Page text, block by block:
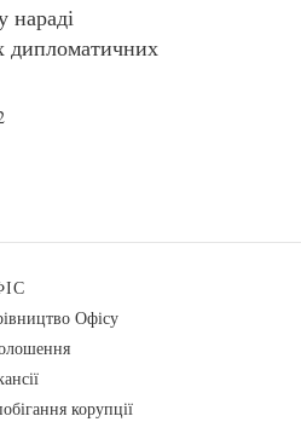
нараді
дипломатичних
Офісу
корупції